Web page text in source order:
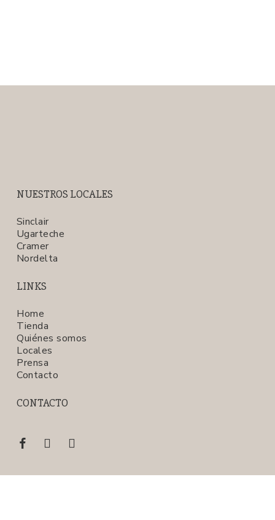
NUESTROS LOCALES
Sinclair
Ugarteche
Cramer
Nordelta
LINKS
Home
Tienda
Quiénes somos
Locales
Prensa
Contacto
CONTACTO